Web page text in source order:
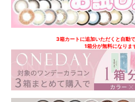
3箱カートに追加いただくと自動
1箱分が無料になりま